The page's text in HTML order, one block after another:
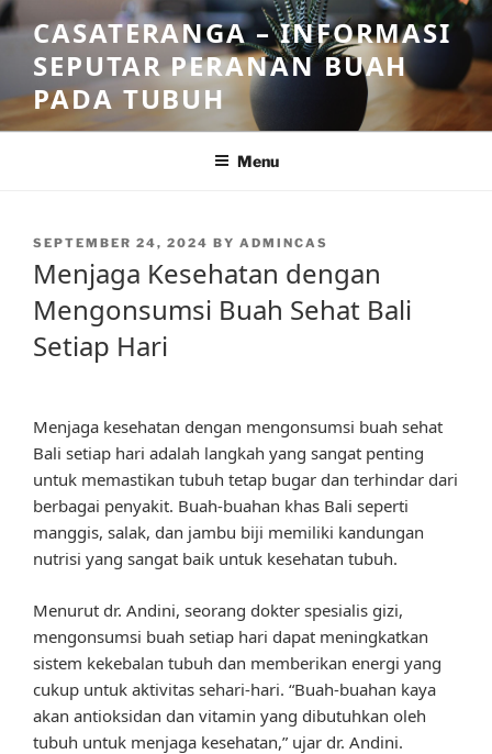
Skip
to
content
CASATERANGA – INFORMASI
SEPUTAR PERANAN BUAH
PADA TUBUH
Menu
POSTED
SEPTEMBER 24, 2024 BY ADMINCAS
Menjaga Kesehatan dengan
Mengonsumsi Buah Sehat Bali
Setiap Hari
Menjaga kesehatan dengan mengonsumsi buah sehat
Bali setiap hari adalah langkah yang sangat penting
untuk memastikan tubuh tetap bugar dan terhindar dari
berbagai penyakit. Buah-buahan khas Bali seperti
manggis, salak, dan jambu biji memiliki kandungan
nutrisi yang sangat baik untuk kesehatan tubuh.
Menurut dr. Andini, seorang dokter spesialis gizi,
mengonsumsi buah setiap hari dapat meningkatkan
sistem kekebalan tubuh dan memberikan energi yang
cukup untuk aktivitas sehari-hari. “Buah-buahan kaya
akan antioksidan dan vitamin yang dibutuhkan oleh
tubuh untuk menjaga kesehatan,” ujar dr. Andini.